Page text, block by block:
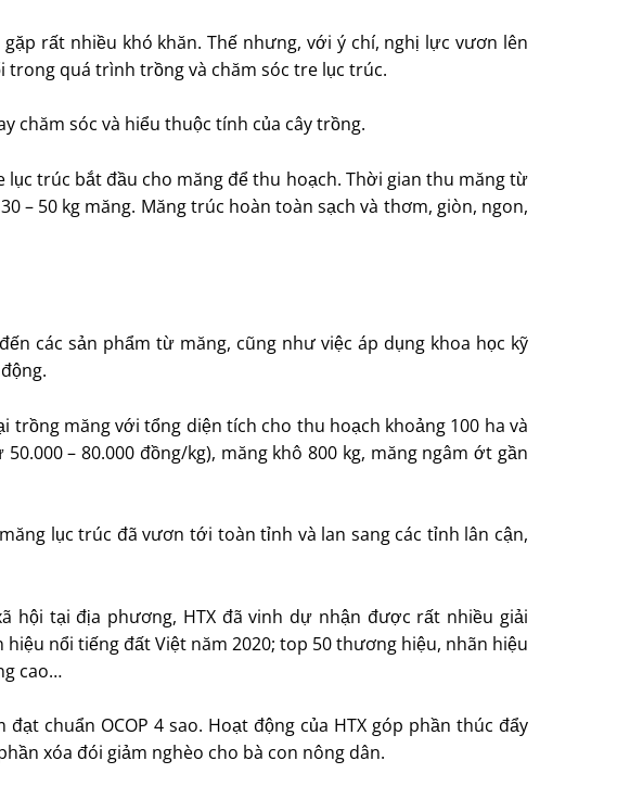
rất nhiều khó khăn. Thế nhưng, với ý chí, nghị lực vươn lên
trong quá trình trồng và chăm sóc tre lục trúc.
chăm sóc và hiểu thuộc tính của cây trồng.
trúc bắt đầu cho măng để thu hoạch. Thời gian thu măng từ
– 50 kg măng. Măng trúc hoàn toàn sạch và thơm, giòn, ngon,
các sản phẩm từ măng, cũng như việc áp dụng khoa học kỹ
trồng măng với tổng diện tích cho thu hoạch khoảng 100 ha và
– 80.000 đồng/kg), măng khô 800 kg, măng ngâm ớt gần
lục trúc đã vươn tới toàn tỉnh và lan sang các tỉnh lân cận,
hội tại địa phương, HTX đã vinh dự nhận được rất nhiều giải
nổi tiếng đất Việt năm 2020; top 50 thương hiệu, nhãn hiệu
cao…
chuẩn OCOP 4 sao. Hoạt động của HTX góp phần thúc đẩy
xóa đói giảm nghèo cho bà con nông dân.